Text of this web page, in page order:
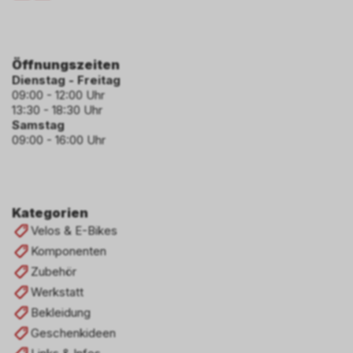
Kategorien
Velos & E-Bikes
Komponenten
Zubehör
Werkstatt
Bekleidung
Geschenkideen
Öffnungszeiten
Dienstag - Freitag
09:00 - 12:00 Uhr
13:30 - 18:30 Uhr
Samstag
09:00 - 16:00 Uhr